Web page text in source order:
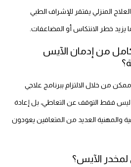
العلاج المنزلي يفتقر للإشراف الطبي
يزيد خطر الانتكاس أو المضاعفات.
من إدمان الآيس
ممكن من خلال الالتزام ببرنامج علاجي
فقط التوقف عن التعاطي، بل إعادة
والمهنية العديد من المتعافين يعودون
الآيس؟